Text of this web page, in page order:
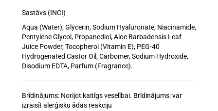
Sastāvs (INCI)
Aqua (Water), Glycerin, Sodium Hyaluronate, Niacinamide,
Pentylene Glycol, Propanediol, Aloe Barbadensis Leaf
Juice Powder, Tocopherol (Vitamin E), PEG-40
Hydrogenated Castor Oil, Carbomer, Sodium Hydroxide,
Disodium EDTA, Parfum (Fragrance).
Brīdinājums: Norijot kaitīgs veselībai. Brīdinājums: var
izraisīt alerģisku ādas reakciju